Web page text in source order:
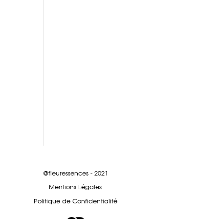
@fleuressences - 2021
Mentions Légales
Politique de Confidentialité